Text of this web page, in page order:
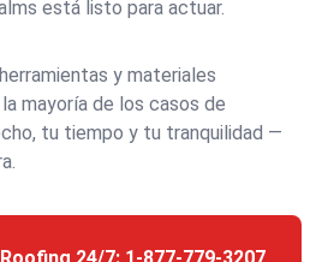
está listo para actuar.
y materiales
mayoría de los casos de
tu tiempo y tu tranquilidad —